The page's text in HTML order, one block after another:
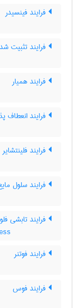
فرایند فینسیدر
فرایند تثبیت
فرایند همیار
فرایند انعطاف
فرایند فلینتشایر
فرایند سلول
فرایند تابشی
فرایند فوتنر
فرایند فوس